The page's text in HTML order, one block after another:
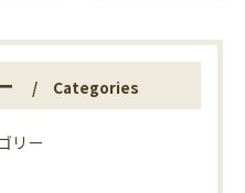
Categories
リー